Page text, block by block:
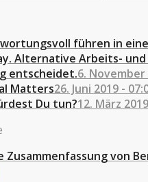
führen in
Alternative Arbeits-
entscheidet.6. November
Matters26. Juni 2019 -
Du tun?12. März
Zusammenfassung von